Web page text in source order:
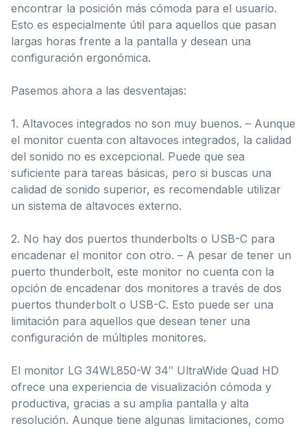
encontrar la posición más cómoda para el usuario.
Esto es especialmente útil para aquellos que pasan
largas horas frente a la pantalla y desean una
configuración ergonómica.
Pasemos ahora a las desventajas:
1. Altavoces integrados no son muy buenos. – Aunque
el monitor cuenta con altavoces integrados, la calidad
del sonido no es excepcional. Puede que sea
suficiente para tareas básicas, pero si buscas una
calidad de sonido superior, es recomendable utilizar
un sistema de altavoces externo.
2. No hay dos puertos thunderbolts o USB-C para
encadenar el monitor con otro. – A pesar de tener un
puerto thunderbolt, este monitor no cuenta con la
opción de encadenar dos monitores a través de dos
puertos thunderbolt o USB-C. Esto puede ser una
limitación para aquellos que desean tener una
configuración de múltiples monitores.
El monitor LG 34WL850-W 34″ UltraWide Quad HD
ofrece una experiencia de visualización cómoda y
productiva, gracias a su amplia pantalla y alta
resolución. Aunque tiene algunas limitaciones, como